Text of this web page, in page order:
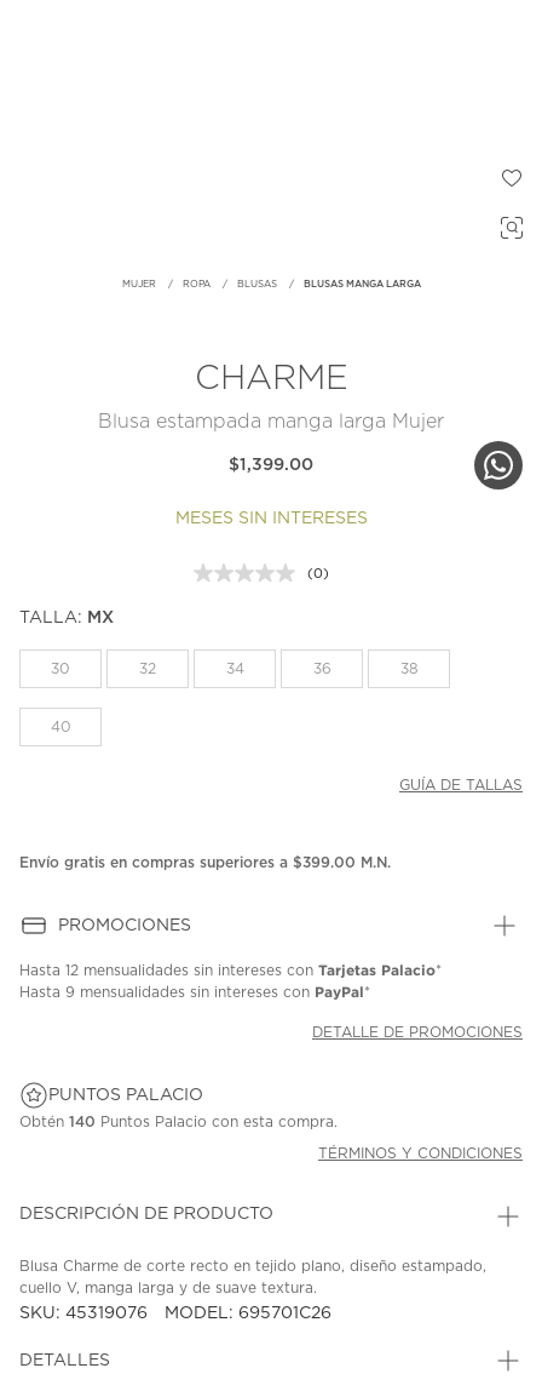
MUJER ROPA BLUSAS BLUSAS MANGA LARGA
CHARME
Blusa estampada manga larga Mujer
$1,399.00
MESES SIN INTERESES
Sin
la
misma
(0)
TALLA: MX
30 32 34 36 38
40
GUÍA DE TALLAS
Envío gratis en compras superiores a $399.00 M.N.
PROMOCIONES
Hasta 12 mensualidades sin intereses con Tarjetas Palacio*
Hasta 9 mensualidades sin intereses con PayPal*
DETALLE DE PROMOCIONES
PUNTOS PALACIO
Obtén 140 Puntos Palacio con esta compra.
TÉRMINOS Y CONDICIONES
DESCRIPCIÓN DE PRODUCTO
Blusa Charme de corte recto en tejido plano, diseño estampado,
cuello V, manga larga y de suave textura.
SKU: 45319076 MODEL: 695701C26
DETALLES